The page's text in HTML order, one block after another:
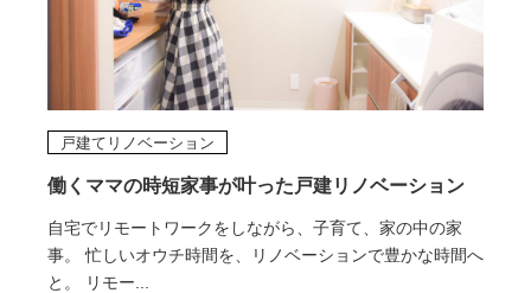
働くママの時短家事が叶った戸建リノベーション
自宅でリモートワークをしながら、子育て、家の中の家
事。 忙しいオウチ時間を、リノベーションで豊かな時間へ
と。 リモー...
戸建てリノベーション